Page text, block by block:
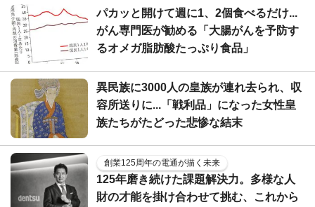
パカッと開けて週に1、2個食べるだけ...
がん専門医が勧める「大腸がんを予防す
るオメガ脂肪酸たっぷり食品」
異民族に3000人の皇族が連れ去られ、収
容所送りに...「戦利品」になった女性皇
族たちがたどった悲惨な結末
創業125周年の電通が描く未来
125年磨き続けた課題解決力。多様な人
財の才能を掛け合わせて挑む、これから